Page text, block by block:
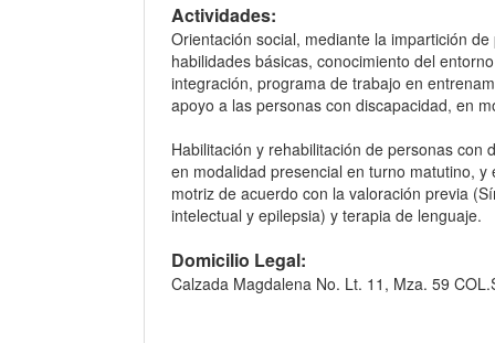
Actividades:
Orientación social, mediante la impartición
habilidades básicas, conocimiento del
integración, programa de trabajo en
apoyo a las personas con discapacidad, en
Habilitación y rehabilitación de personas
en modalidad presencial en turno matutino,
motriz de acuerdo con la valoración previa
intelectual y epilepsia) y terapia de lenguaje.
Domicilio Legal:
Calzada Magdalena No. Lt. 11, Mza. 59